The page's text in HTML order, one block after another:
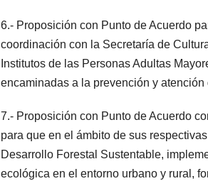
6.- Proposición con Punto de Acuerdo
coordinación con la Secretaría de
Institutos de las Personas Adultas
encaminadas a la prevención y
7.- Proposición con Punto de Acuerdo
para que en el ámbito de sus
Desarrollo Forestal Sustentable,
ecológica en el entorno urbano y rural,